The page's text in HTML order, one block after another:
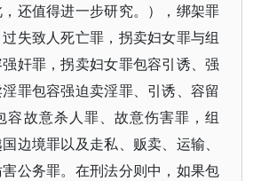
还值得进一步研究。），绑架罪
失致人死亡罪，拐卖妇女罪与组
奸罪，拐卖妇女罪包容引诱、强
罪包容强迫卖淫罪、引诱、容留
容故意杀人罪、故意伤害罪，组
边境罪以及走私、贩卖、运输、
公务罪。在刑法分则中，如果包